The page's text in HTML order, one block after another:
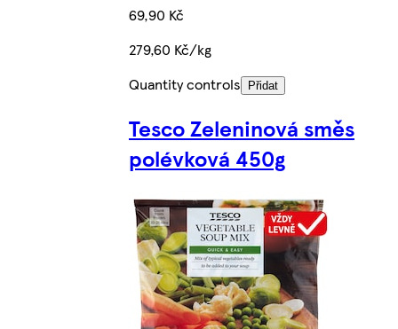
69,90 Kč
279,60 Kč/kg
Quantity controls
Přidat
Tesco Zeleninová směs
polévková 450g